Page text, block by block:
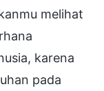
melihat
karena
pada